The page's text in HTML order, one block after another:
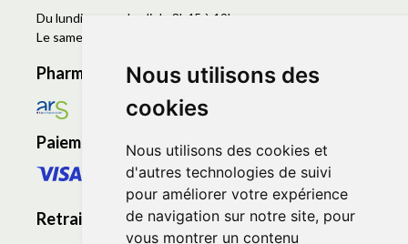
Nous utilisons des
cookies
Nous utilisons des cookies et
d'autres technologies de suivi
pour améliorer votre expérience
de navigation sur notre site, pour
vous montrer un contenu
Du lundi au vendredi de 8h45 à 19h
Le samedi de 9h à 19h
Pharmacie en ligne agréée
Paiement sécurisé
Retrait - Livraison